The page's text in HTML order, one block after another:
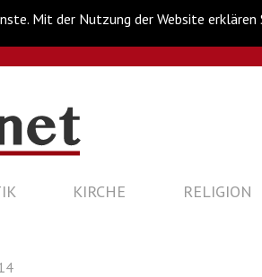
Mit der Nutzung der Website erklären
KIRCHE RELIGION